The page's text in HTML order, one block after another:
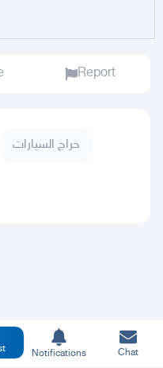
Report
حراج السيارات
Notifications Chat